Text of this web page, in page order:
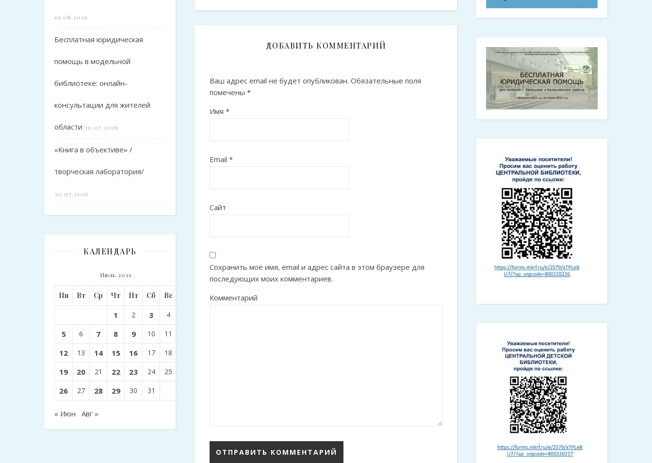
01.08.2026
Бесплатная юридическая
помощь в модельной
библиотеке: онлайн-
консультации для жителей
области 30.07.2026
«Книга в объективе» /
творческая лаборатория/
30.07.2026
КАЛЕНДАРЬ
Июль 2021
Пн Вт Ср Чт Пт Сб Вс
1 2 3 4
5 6 7 8 9 10 11
12 13 14 15 16 17 18
19 20 21 22 23 24 25
26 27 28 29 30 31
« Июн Авг »
ДОБАВИТЬ КОММЕНТАРИЙ
Ваш адрес email не будет опубликован. Обязательные поля
помечены *
Имя *
Email *
Сайт
Сохранить моё имя, email и адрес сайта в этом браузере для
последующих моих комментариев.
Комментарий